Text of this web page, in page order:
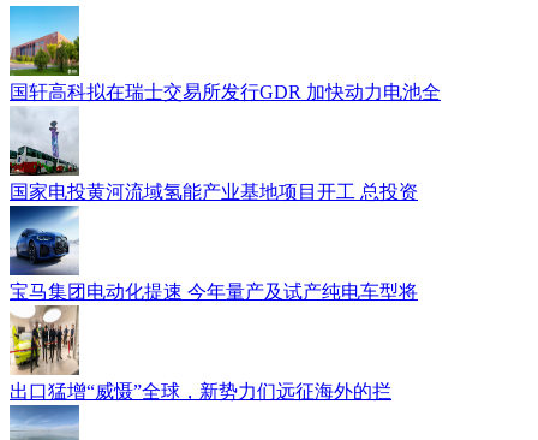
国轩高科拟在瑞士交易所发行GDR 加快动力电池全
国家电投黄河流域氢能产业基地项目开工 总投资
宝马集团电动化提速 今年量产及试产纯电车型将
出口猛增“威慑”全球，新势力们远征海外的拦